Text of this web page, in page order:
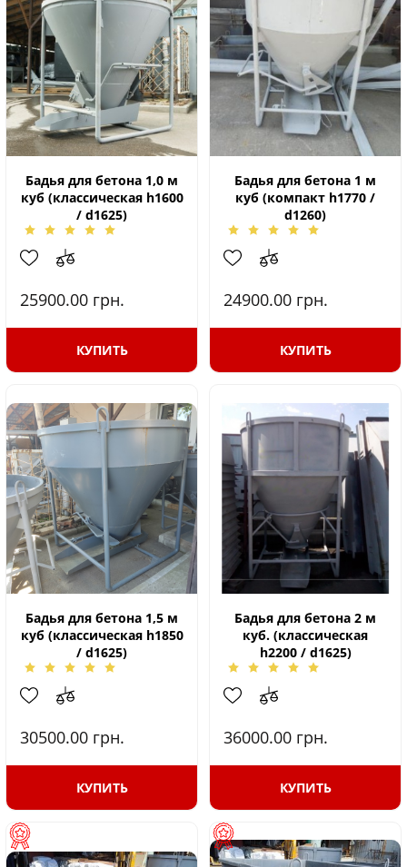
Бадья для бетона 1,0 м
куб (классическая h1600
/ d1625)
25900.00 грн.
КУПИТЬ
Бадья для бетона 1 м
куб (компакт h1770 /
d1260)
24900.00 грн.
КУПИТЬ
Бадья для бетона 1,5 м
куб (классическая h1850
/ d1625)
30500.00 грн.
КУПИТЬ
Бадья для бетона 2 м
куб. (классическая
h2200 / d1625)
36000.00 грн.
КУПИТЬ